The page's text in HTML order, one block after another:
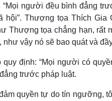
người đều bình đẳng
hội”. Thượng tọa Thích
Thượng tọa chẳng hạn, rất
như vậy nó sẽ bao quát và
định: “Mọi người có
trước pháp luật.
quyền tự do tín ngưỡng,